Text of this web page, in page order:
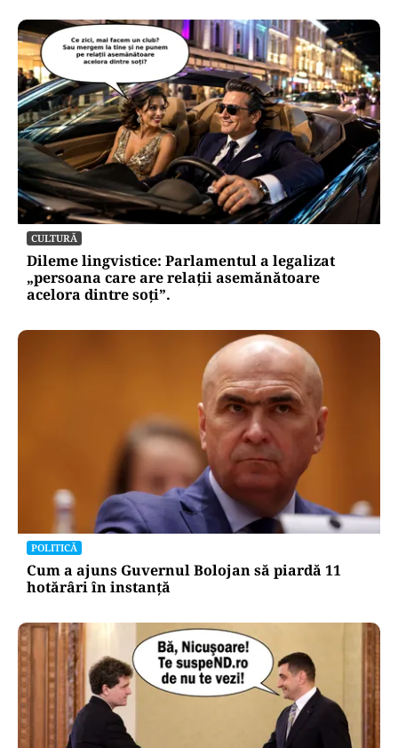
CULTURĂ
Dileme lingvistice: Parlamentul a legalizat
„persoana care are relații asemănătoare
acelora dintre soți”.
POLITICĂ
Cum a ajuns Guvernul Bolojan să piardă 11
hotărâri în instanță